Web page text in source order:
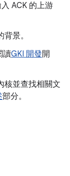
ACK 的上游
景。
讀GKI 開發開
核並查找相關文
部分。